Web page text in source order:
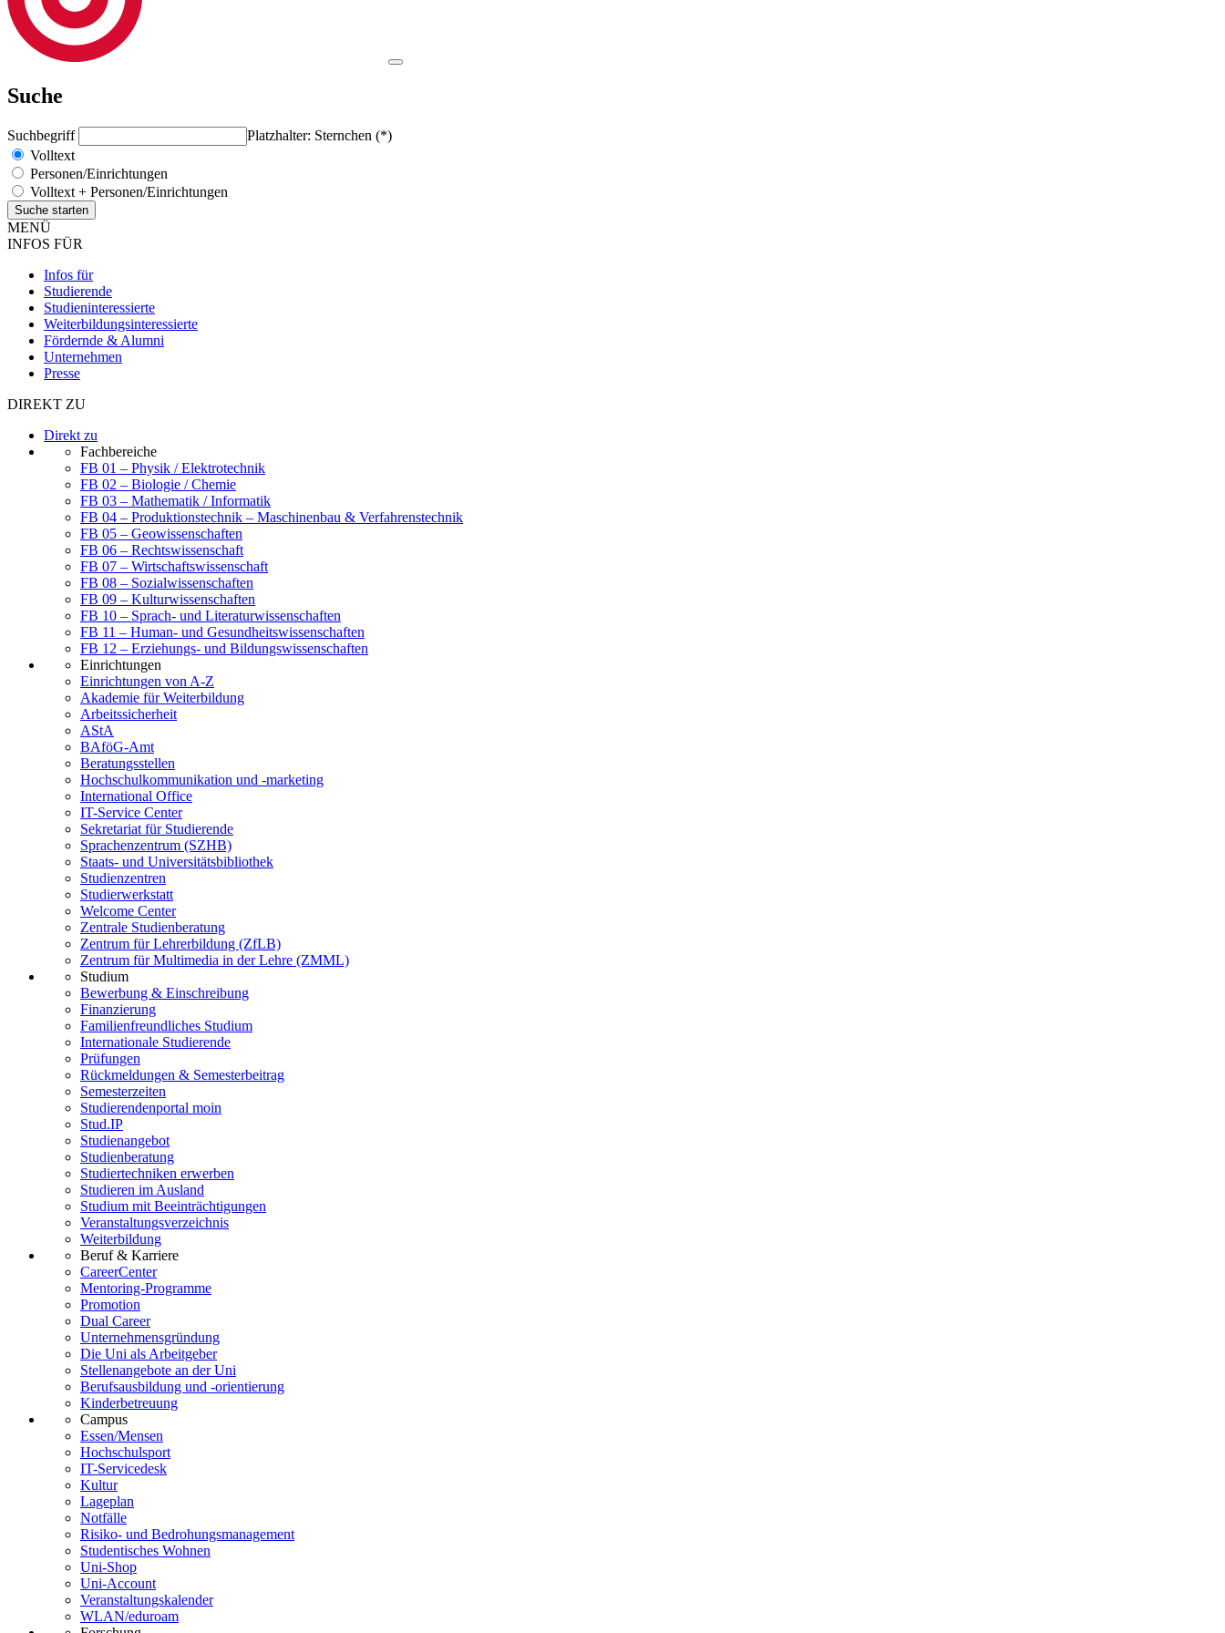
Suche
Suchbegriff
Platzhalter: Sternchen (*)
Volltext
Personen/Einrichtungen
Volltext + Personen/Einrichtungen
MENÜ
INFOS FÜR
Infos für
Studierende
Studieninteressierte
Weiterbildungsinteressierte
Fördernde & Alumni
Unternehmen
Presse
DIREKT ZU
Direkt zu
Fachbereiche
FB 01 – Physik / Elektrotechnik
FB 02 – Biologie / Chemie
FB 03 – Mathematik / Informatik
FB 04 – Produktionstechnik – Maschinenbau & Verfahrenstechnik
FB 05 – Geowissenschaften
FB 06 – Rechtswissenschaft
FB 07 – Wirtschaftswissenschaft
FB 08 – Sozialwissenschaften
FB 09 – Kulturwissenschaften
FB 10 – Sprach- und Literaturwissenschaften
FB 11 – Human- und Gesundheitswissenschaften
FB 12 – Erziehungs- und Bildungswissenschaften
Einrichtungen
Einrichtungen von A-Z
Akademie für Weiterbildung
Arbeitssicherheit
AStA
BAföG-Amt
Beratungsstellen
Hochschulkommunikation und -marketing
International Office
IT-Service Center
Sekretariat für Studierende
Sprachenzentrum (SZHB)
Staats- und Universitätsbibliothek
Studienzentren
Studierwerkstatt
Welcome Center
Zentrale Studienberatung
Zentrum für Lehrerbildung (ZfLB)
Zentrum für Multimedia in der Lehre (ZMML)
Studium
Bewerbung & Einschreibung
Finanzierung
Familienfreundliches Studium
Internationale Studierende
Prüfungen
Rückmeldungen & Semesterbeitrag
Semesterzeiten
Studierendenportal moin
Stud.IP
Studienangebot
Studienberatung
Studiertechniken erwerben
Studieren im Ausland
Studium mit Beeinträchtigungen
Veranstaltungsverzeichnis
Weiterbildung
Beruf & Karriere
CareerCenter
Mentoring-Programme
Promotion
Dual Career
Unternehmensgründung
Die Uni als Arbeitgeber
Stellenangebote an der Uni
Berufsausbildung und -orientierung
Kinderbetreuung
Campus
Essen/Mensen
Hochschulsport
IT-Servicedesk
Kultur
Lageplan
Notfälle
Risiko- und Bedrohungsmanagement
Studentisches Wohnen
Uni-Shop
Uni-Account
Veranstaltungskalender
WLAN/eduroam